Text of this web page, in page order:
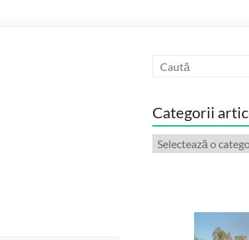
Categorii
Categorii
articole